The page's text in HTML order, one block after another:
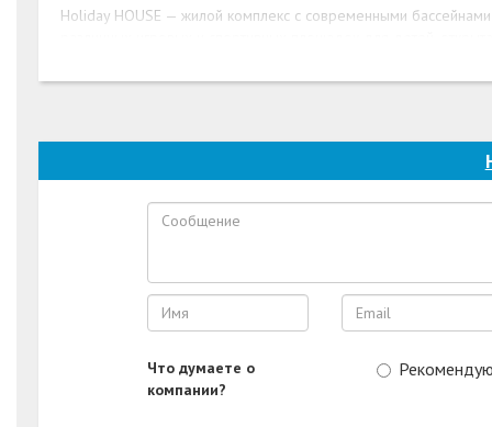
Holiday HOUSE — жилой комплекс с современными
Можжевеловые и Реликтовые леса
Кипарисовое озеро
Развлекательные тематические парки для детей и
живописной реки Сукко в уединенной части курортного
Вокруг него можжевеловые рощи, которые в теплые
свойства и невероятный аромат.
Что думаете о
компании?